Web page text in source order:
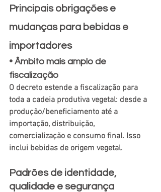
Principais obrigações e
mudanças para bebidas e
importadores
• Âmbito mais amplo de
fiscalização
O decreto estende a fiscalização para
toda a cadeia produtiva vegetal: desde a
produção/beneficiamento até a
importação, distribuição,
comercialização e consumo final. Isso
inclui bebidas de origem vegetal.
Padrões de identidade,
qualidade e segurança